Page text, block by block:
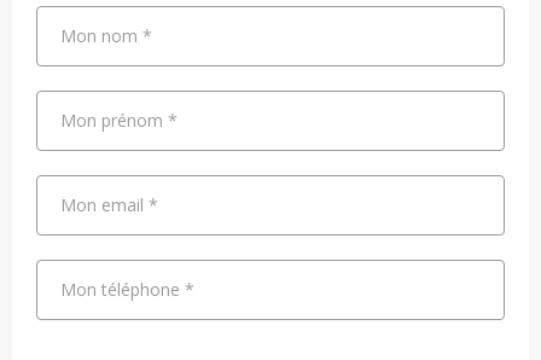
Mon nom *
Mon prénom *
Mon email *
Mon téléphone *